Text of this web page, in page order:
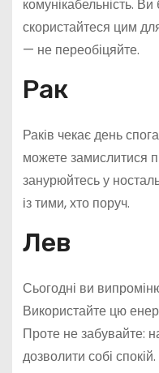
комунікабельність.
скористайтеся цим
— не переобіцяйте.
Рак
Раків чекає день
можете замислитися
занурюйтесь у
із тими, хто поруч.
Лев
Сьогодні ви
Використайте цю
Проте не забувайте:
дозволити собі спокій.